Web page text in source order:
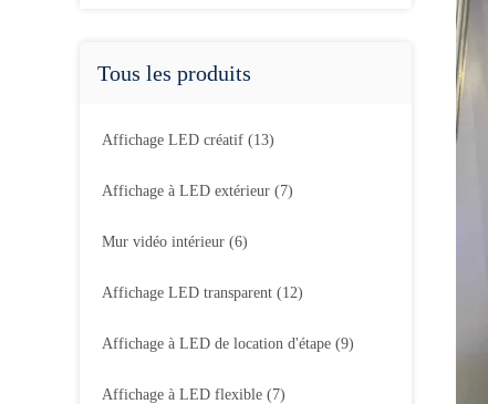
Tous les produits
Affichage LED créatif (13)
Affichage à LED extérieur (7)
Mur vidéo intérieur (6)
Affichage LED transparent (12)
Affichage à LED de location d'étape (9)
Affichage à LED flexible (7)